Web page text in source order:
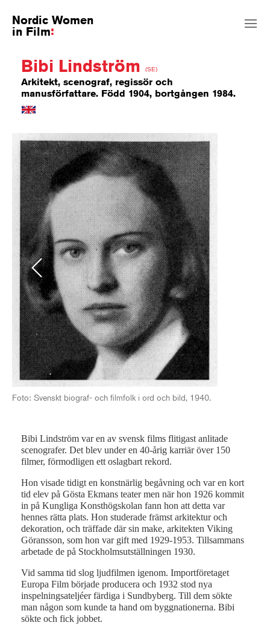
Nordic Women
in Film
Bibi Lindström (SE)
Arkitekt, scenograf, regissör och
manusförfattare. Född 1904, bortgången 1984.
Previous
Foto: Svenskt biograf- och filmfolk i ord och bild, 1940.
Bibi Lindström var en av svensk films flitigast anlitade
scenografer. Det blev under en 40-årig karriär över 150
filmer, förmodligen ett oslagbart rekord.
Hon visade tidigt en konstnärlig begåvning och var en kort
tid elev på Gösta Ekmans teater men när hon 1926 kommit
in på Kungliga Konsthögskolan fann hon att detta var
hennes rätta plats. Hon studerade främst arkitektur och
dekoration, och träffade där sin make, arkitekten Viking
Göransson, som hon var gift med 1929-1953. Tillsammans
arbetade de på Stockholmsutställningen 1930.
Vid samma tid slog ljudfilmen igenom. Importföretaget
Europa Film började producera och 1932 stod nya
inspelningsateljéer färdiga i Sundbyberg. Till dem sökte
man någon som kunde ta hand om byggnationerna. Bibi
sökte och fick jobbet.